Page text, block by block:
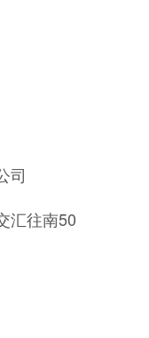
司
汇往南50